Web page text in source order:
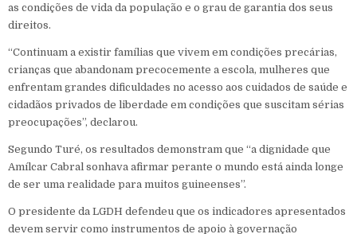
as condições de vida da população e o grau de garantia dos seus
direitos.
“Continuam a existir famílias que vivem em condições precárias,
crianças que abandonam precocemente a escola, mulheres que
enfrentam grandes dificuldades no acesso aos cuidados de saúde e
cidadãos privados de liberdade em condições que suscitam sérias
preocupações”, declarou.
Segundo Turé, os resultados demonstram que “a dignidade que
Amílcar Cabral sonhava afirmar perante o mundo está ainda longe
de ser uma realidade para muitos guineenses”.
O presidente da LGDH defendeu que os indicadores apresentados
devem servir como instrumentos de apoio à governação